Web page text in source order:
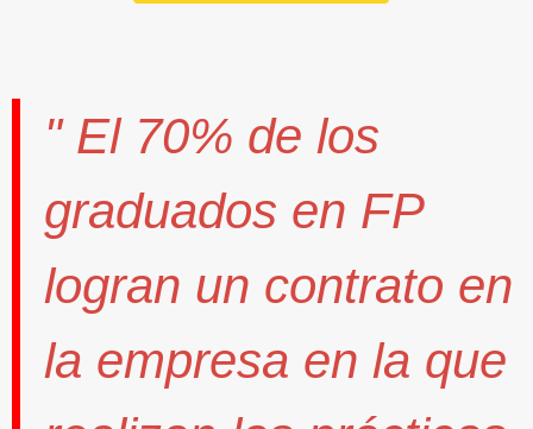
" El 70% de los
graduados en FP
logran un contrato en
la empresa en la que